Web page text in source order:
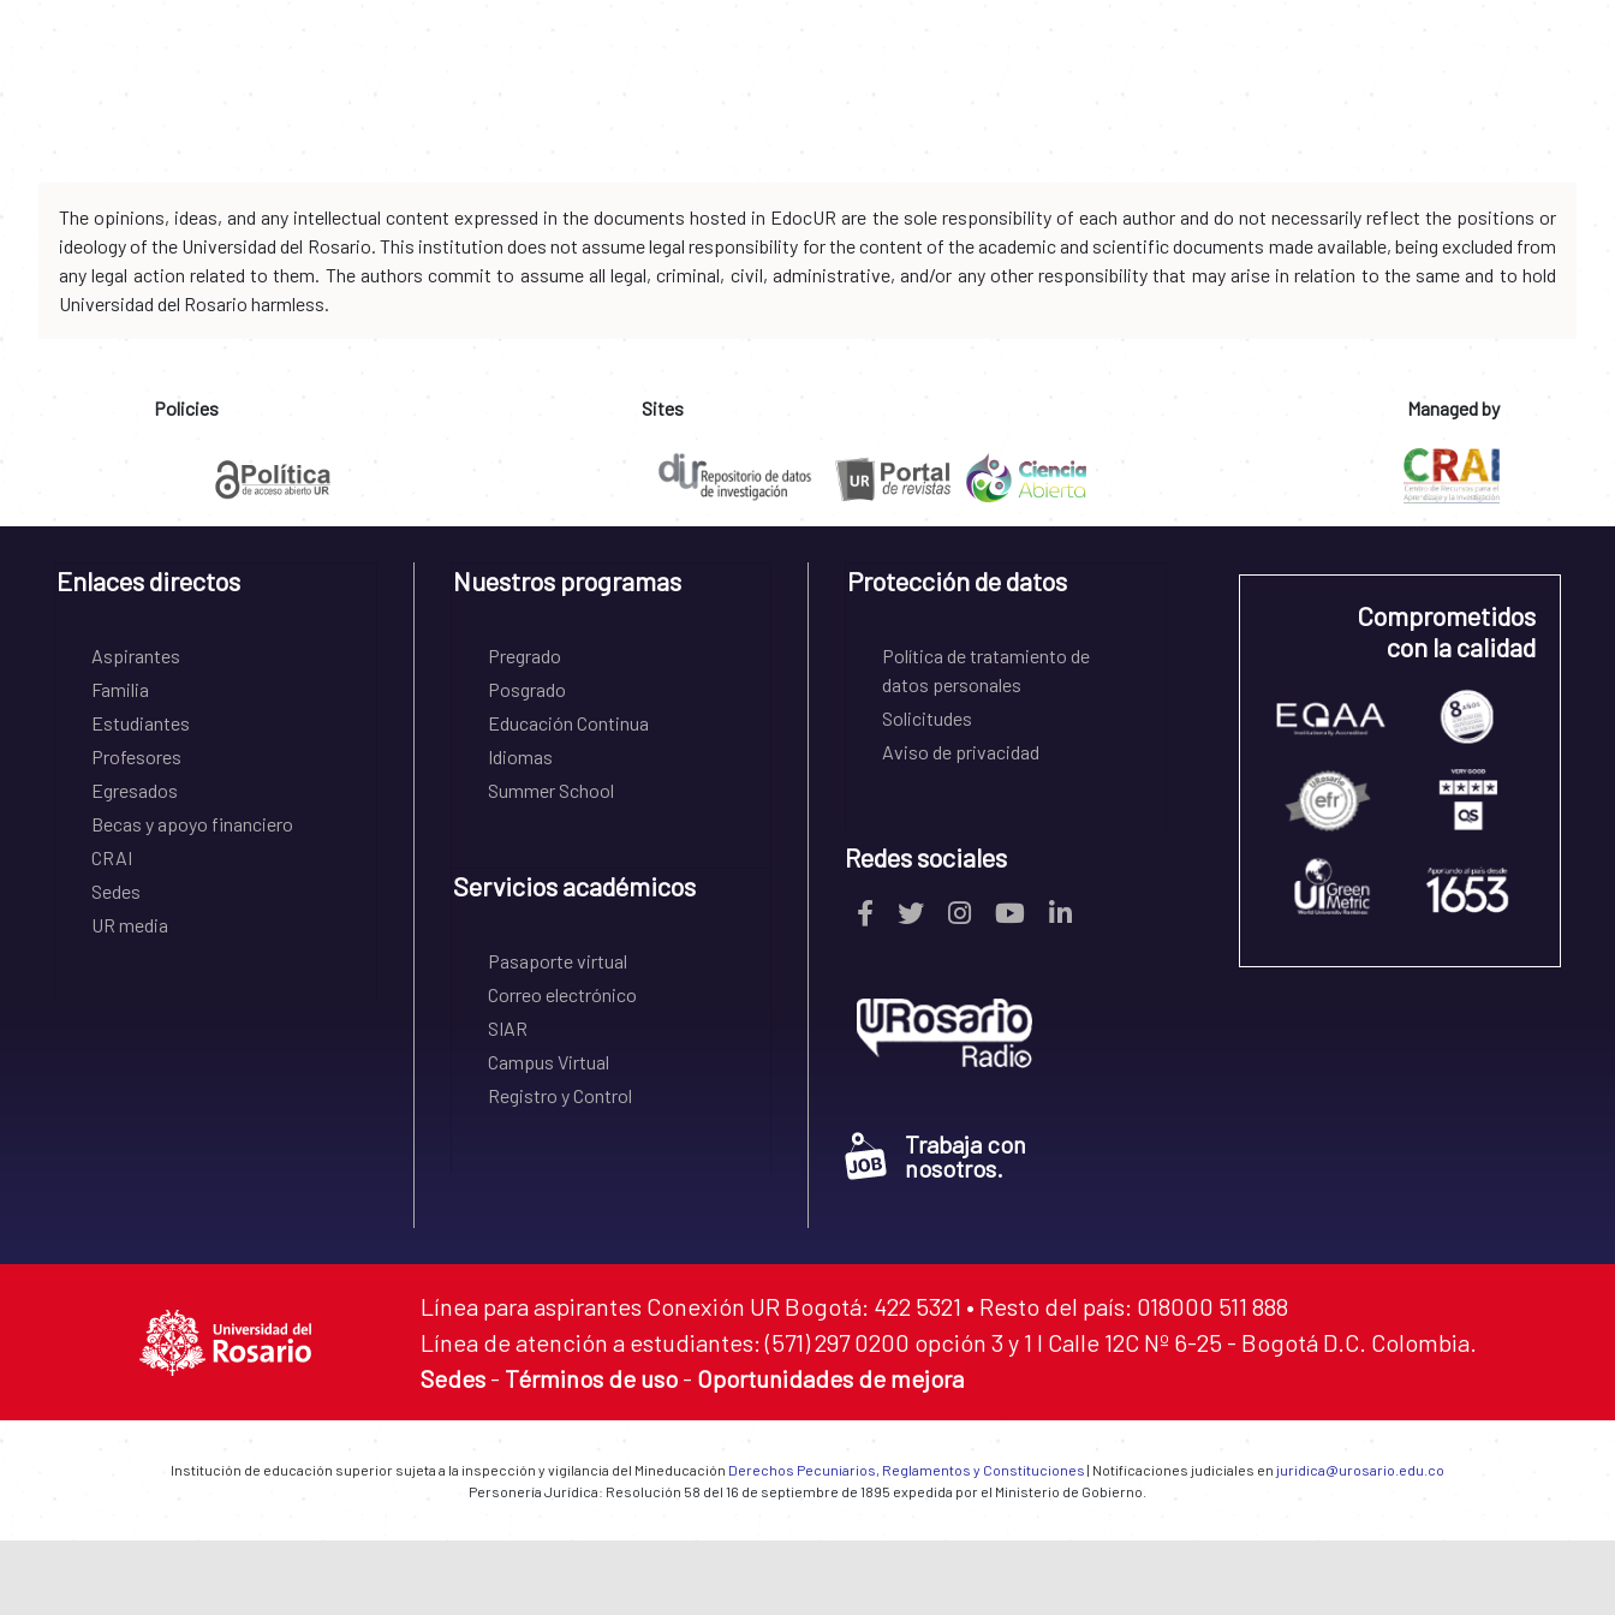
The opinions, ideas, and any intellectual content expressed in the documents hosted in EdocUR are the sole responsibility of each author and do not necessarily reflect the positions or
ideology of the Universidad del Rosario. This institution does not assume legal responsibility for the content of the academic and scientific documents made available, being excluded from
any legal action related to them. The authors commit to assume all legal, criminal, civil, administrative, and/or any other responsibility that may arise in relation to the same and to hold
Universidad del Rosario harmless.
Policies Sites Managed by
Enlaces directos
Aspirantes
Familia
Estudiantes
Profesores
Egresados
Becas y apoyo financiero
CRAI
Sedes
UR media
Nuestros programas
Pregrado
Posgrado
Educación Continua
Idiomas
Summer School
Servicios académicos
Pasaporte virtual
Correo electrónico
SIAR
Campus Virtual
Registro y Control
Protección de datos
Política de tratamiento de
datos personales
Solicitudes
Aviso de privacidad
Redes sociales
Trabaja con
nosotros.
Comprometidos
con la calidad
Línea para aspirantes Conexión UR Bogotá: 422 5321 • Resto del país: 018000 511 888
Línea de atención a estudiantes: (571) 297 0200 opción 3 y 1 I Calle 12C Nº 6-25 - Bogotá D.C. Colombia.
Sedes - Términos de uso - Oportunidades de mejora
Institución de educación superior sujeta a la inspección y vigilancia del Mineducación Derechos Pecuniarios, Reglamentos y Constituciones | Notificaciones judiciales en juridica@urosario.edu.co
Personería Jurídica: Resolución 58 del 16 de septiembre de 1895 expedida por el Ministerio de Gobierno.